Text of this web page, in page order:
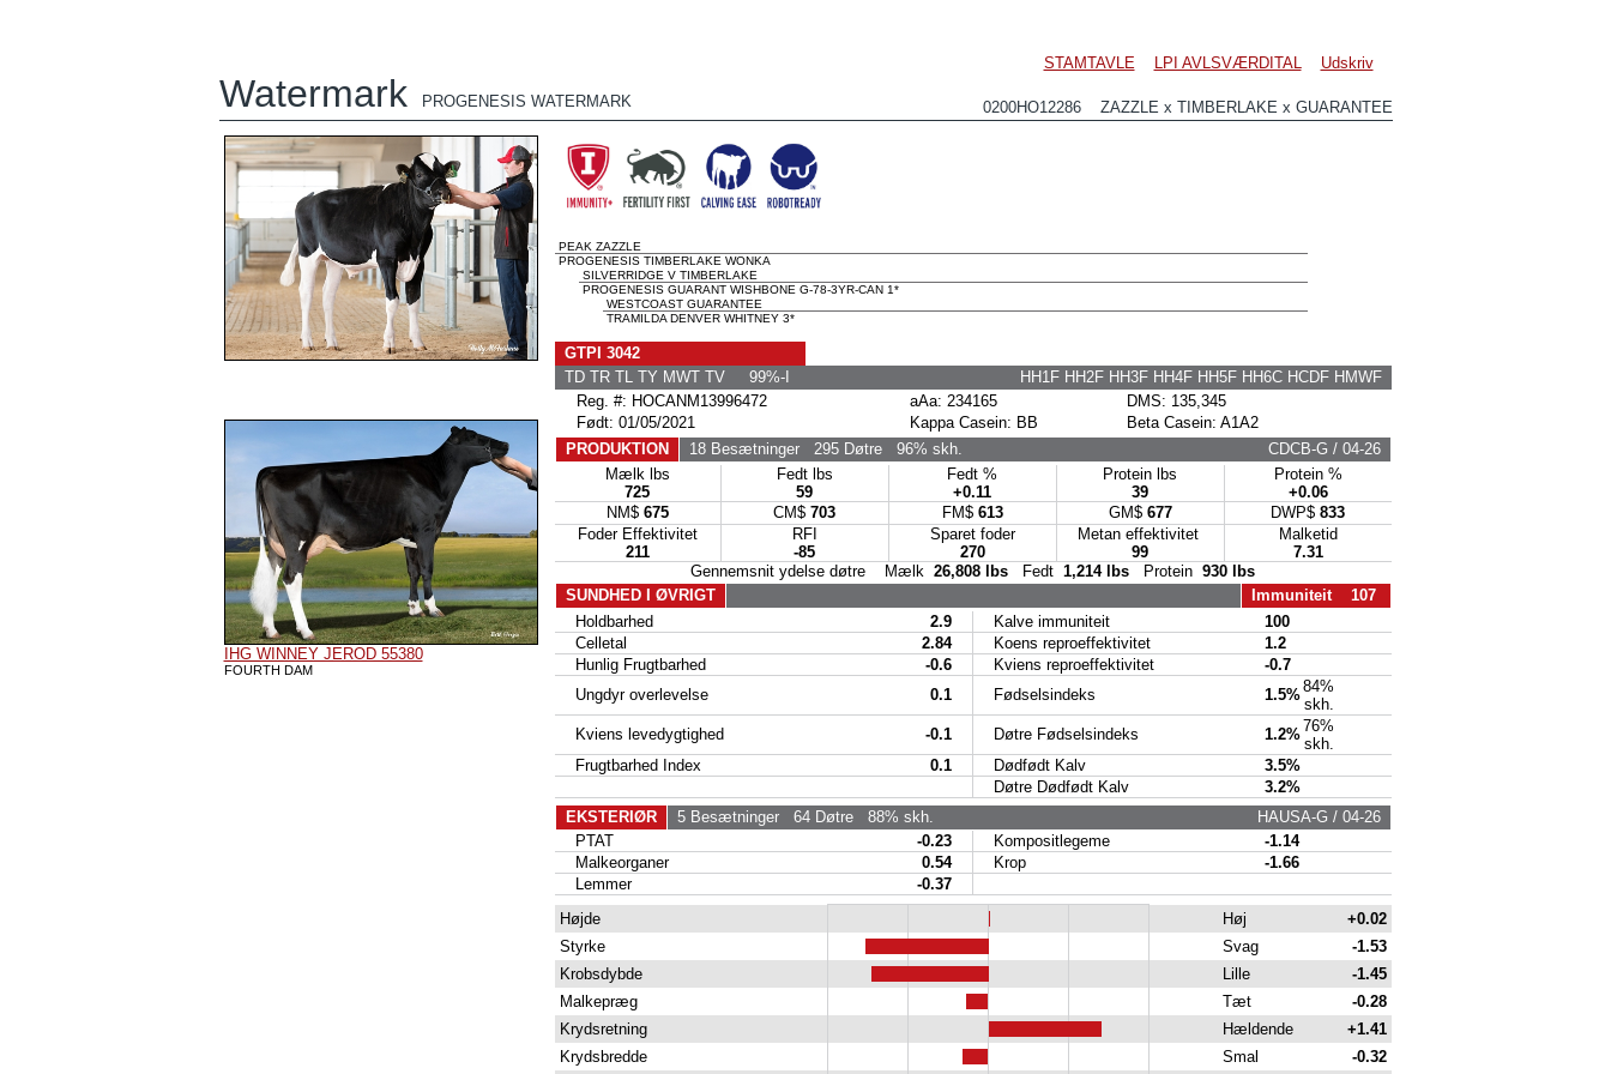
STAMTAVLE LPI AVLSVÆRDITAL Udskriv
Watermark PROGENESIS WATERMARK 0200HO12286 ZAZZLE x TIMBERLAKE x GUARANTEE
IHG WINNEY JEROD 55380
FOURTH DAM
PEAK ZAZZLE
PROGENESIS TIMBERLAKE WONKA
SILVERRIDGE V TIMBERLAKE
PROGENESIS GUARANT WISHBONE G-78-3YR-CAN 1*
WESTCOAST GUARANTEE
TRAMILDA DENVER WHITNEY 3*
GTPI 3042
TD TR TL TY MWT TV 99%-I
HH1F HH2F HH3F HH4F HH5F HH6C HCDF HMWF
Reg. #: HOCANM13996472
aAa: 234165
DMS: 135,345
Født: 01/05/2021
Kappa Casein: BB
Beta Casein: A1A2
PRODUKTION
18 Besætninger295 Døtre96% skh.
CDCB-G / 04-26
Mælk lbs
725
Fedt lbs
59
Fedt %
+0.11
Protein lbs
39
Protein %
+0.06
NM$ 675 CM$ 703 FM$ 613 GM$ 677 DWP$ 833
Foder Effektivitet
211
RFI
-85
Sparet foder
270
Metan effektivitet
99
Malketid
7.31
Gennemsnit ydelse døtre Mælk 26,808 lbs Fedt 1,214 lbs Protein 930 lbs
SUNDHED I ØVRIGT
Immuniteit 107
Holdbarhed
2.9 Kalve immuniteit
100
Celletal
2.84 Koens reproeffektivitet
1.2
Hunlig Frugtbarhed
-0.6 Kviens reproeffektivitet
-0.7
Ungdyr overlevelse
0.1 Fødselsindeks 1.5%84%
skh.
Kviens levedygtighed
-0.1 Døtre Fødselsindeks 1.2%76%
skh.
Frugtbarhed Index
0.1 Dødfødt Kalv
3.5%
Døtre Dødfødt Kalv
3.2%
EKSTERIØR
5 Besætninger64 Døtre88% skh.
HAUSA-G / 04-26
PTAT
-0.23 Kompositlegeme
-1.14
Malkeorganer
0.54 Krop
-1.66
Lemmer
-0.37
Højde
Høj
+0.02
Styrke
Svag
-1.53
Krobsdybde
Lille
-1.45
Malkepræg
Tæt
-0.28
Krydsretning
Hældende
+1.41
Krydsbredde
Smal -0.32